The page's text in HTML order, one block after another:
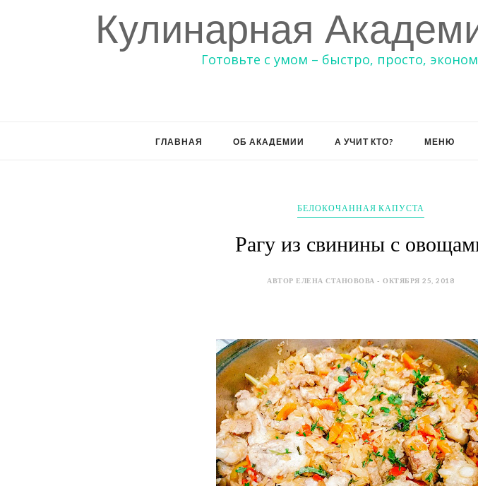
Кулинарная
Готовьте с умом – быстро, просто,
ГЛАВНАЯ ОБ АКАДЕМИИ А УЧИТ КТО? МЕНЮ
БЕЛОКОЧАННАЯ КАПУСТА
Рагу из свинины с
АВТОР ЕЛЕНА СТАНОВОВА - ОКТЯБРЯ 25, 2018